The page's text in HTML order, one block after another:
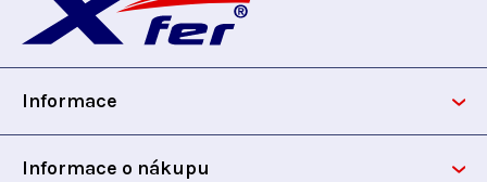
p
Informace
Informace o nákupu